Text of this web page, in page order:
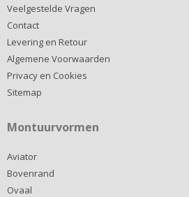
Veelgestelde Vragen
Contact
Levering en Retour
Algemene Voorwaarden
Privacy en Cookies
Sitemap
Montuurvormen
Aviator
Bovenrand
Ovaal